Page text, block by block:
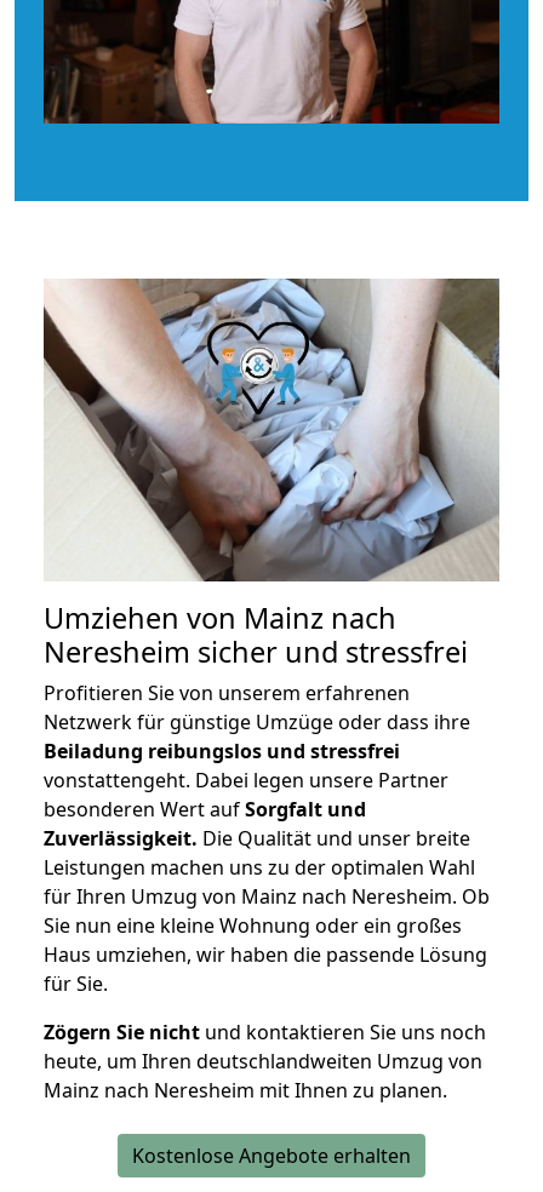
Umziehen von Mainz nach
Neresheim sicher und stressfrei
Profitieren Sie von unserem erfahrenen
Netzwerk für günstige Umzüge oder dass ihre
Beiladung reibungslos und stressfrei
vonstattengeht. Dabei legen unsere Partner
besonderen Wert aufSorgfalt und
Zuverlässigkeit. Die Qualität und unser breite
Leistungen machen uns zu der optimalen Wahl
für Ihren Umzug von Mainz nach Neresheim. Ob
Sie nun eine kleine Wohnung oder ein großes
Haus umziehen, wir haben die passende Lösung
für Sie.
Zögern Sie nicht und kontaktieren Sie uns noch
heute, um Ihren deutschlandweiten Umzug von
Mainz nach Neresheim mit Ihnen zu planen.
Kostenlose Angebote erhalten